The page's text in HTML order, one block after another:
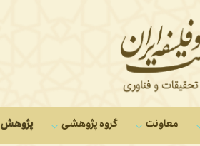
معاونت‌ گروه‌ پژوهشی پژوهش